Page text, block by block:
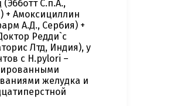
(Эбботт С.п.А.,
+ Амоксициллин
А.Д., Сербия) +
Редди`с
Лтд, Индия), у
с H.pylori –
желудка и